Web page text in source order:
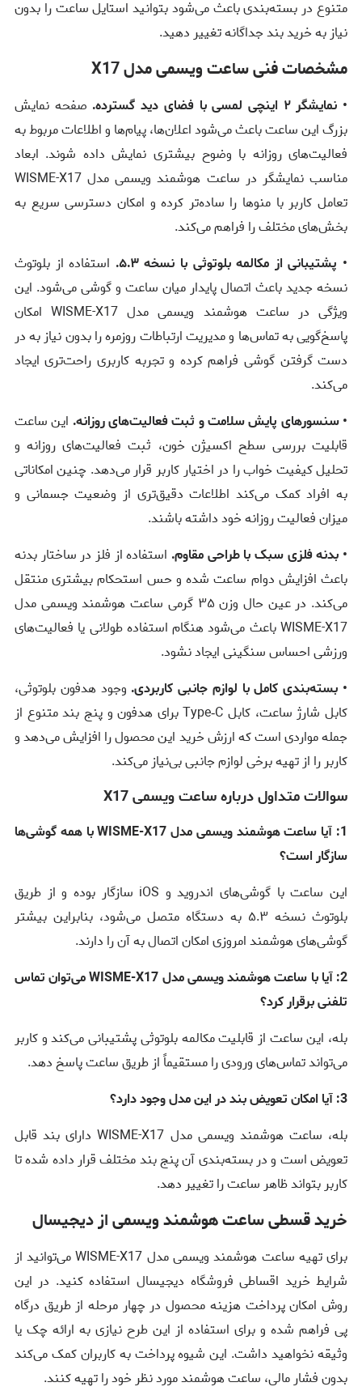
متنوع در بسته‌بندی باعث می‌شود بتوانید استایل ساعت را بدون
نیاز به خرید بند جداگانه تغییر دهید.
مشخصات فنی ساعت ویسمی مدل X17
• نمایشگر ۲ اینچی لمسی با فضای دید گسترده.
صفحه نمایش
بزرگ این ساعت باعث می‌شود اعلان‌ها، پیام‌ها و اطلاعات مربوط به
فعالیت‌های روزانه با وضوح بیشتری نمایش داده شوند. ابعاد
مناسب نمایشگر در ساعت هوشمند ویسمی مدل WISME-X17
تعامل کاربر با منوها را ساده‌تر کرده و امکان دسترسی سریع به
بخش‌های مختلف را فراهم می‌کند.
• پشتیبانی از مکالمه بلوتوثی با نسخه ۵.۳.
استفاده از بلوتوث
نسخه جدید باعث اتصال پایدار میان ساعت و گوشی می‌شود. این
ویژگی در ساعت هوشمند ویسمی مدل WISME-X17 امکان
پاسخ‌گویی به تماس‌ها و مدیریت ارتباطات روزمره را بدون نیاز به در
دست گرفتن گوشی فراهم کرده و تجربه کاربری راحت‌تری ایجاد
می‌کند.
• سنسورهای پایش سلامت و ثبت فعالیت‌های روزانه. این ساعت
قابلیت بررسی سطح اکسیژن خون، ثبت فعالیت‌های روزانه و
تحلیل کیفیت خواب را در اختیار کاربر قرار می‌دهد. چنین امکاناتی
به افراد کمک می‌کند اطلاعات دقیق‌تری از وضعیت جسمانی و
میزان فعالیت روزانه خود داشته باشند.
• بدنه فلزی سبک با طراحی مقاوم. استفاده از فلز در ساختار بدنه
باعث افزایش دوام ساعت شده و حس استحکام بیشتری منتقل
می‌کند. در عین حال وزن ۳۵ گرمی ساعت هوشمند ویسمی مدل
WISME-X17 باعث می‌شود هنگام استفاده طولانی یا فعالیت‌های
ورزشی احساس سنگینی ایجاد نشود.
• بسته‌بندی کامل با لوازم جانبی کاربردی. وجود هدفون بلوتوثی،
کابل شارژ ساعت، کابل Type‑C برای هدفون و پنج بند متنوع از
جمله مواردی است که ارزش خرید این محصول را افزایش می‌دهد و
کاربر را از تهیه برخی لوازم جانبی بی‌نیاز می‌کند.
سوالات متداول درباره ساعت ویسمی X17
1: آیا ساعت هوشمند ویسمی مدل WISME-X17 با همه گوشی‌ها
سازگار است؟
این ساعت با گوشی‌های اندروید و iOS سازگار بوده و از طریق
بلوتوث نسخه ۵.۳ به دستگاه متصل می‌شود، بنابراین بیشتر
گوشی‌های هوشمند امروزی امکان اتصال به آن را دارند.
2: آیا با ساعت هوشمند ویسمی مدل WISME-X17 می‌توان تماس
تلفنی برقرار کرد؟
بله، این ساعت از قابلیت مکالمه بلوتوثی پشتیبانی می‌کند و کاربر
می‌تواند تماس‌های ورودی را مستقیماً از طریق ساعت پاسخ دهد.
3: آیا امکان تعویض بند در این مدل وجود دارد؟
بله، ساعت هوشمند ویسمی مدل WISME-X17 دارای بند قابل
تعویض است و در بسته‌بندی آن پنج بند مختلف قرار داده شده تا
کاربر بتواند ظاهر ساعت را تغییر دهد.
خرید قسطی ساعت هوشمند ویسمی از دیجیسال
برای تهیه ساعت هوشمند ویسمی مدل WISME-X17 می‌توانید از
شرایط خرید اقساطی فروشگاه دیجیسال استفاده کنید. در این
روش امکان پرداخت هزینه محصول در چهار مرحله از طریق درگاه
پی فراهم شده و برای استفاده از این طرح نیازی به ارائه چک یا
وثیقه نخواهید داشت. این شیوه پرداخت به کاربران کمک می‌کند
بدون فشار مالی، ساعت هوشمند مورد نظر خود را تهیه کنند.